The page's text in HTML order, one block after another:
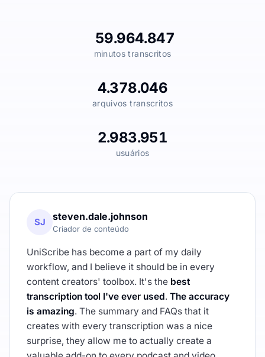
59.964.847
minutos transcritos
4.378.046
arquivos transcritos
2.983.951
usuários
SJ steven.dale.johnson
Criador de conteúdo
UniScribe has become a part of my daily
workflow, and I believe it should be in every
content creators' toolbox. It's the best
transcription tool I've ever used. The accuracy
is amazing. The summary and FAQs that it
creates with every transcription was a nice
surprise, they allow me to actually create a